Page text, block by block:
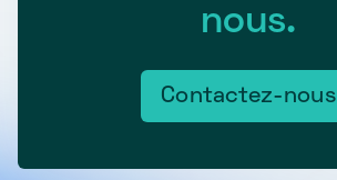
nous.
Contactez-nous